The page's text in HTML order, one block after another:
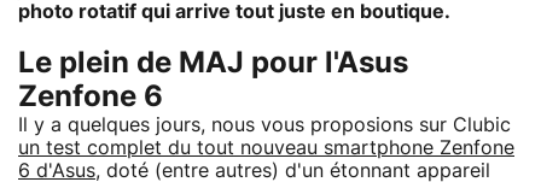
photo rotatif qui arrive tout juste en boutique.
Le plein de MAJ pour l'Asus
Zenfone 6
Il y a quelques jours, nous vous proposions sur Clubic
un test complet du tout nouveau smartphone Zenfone
6 d'Asus, doté (entre autres) d'un étonnant appareil